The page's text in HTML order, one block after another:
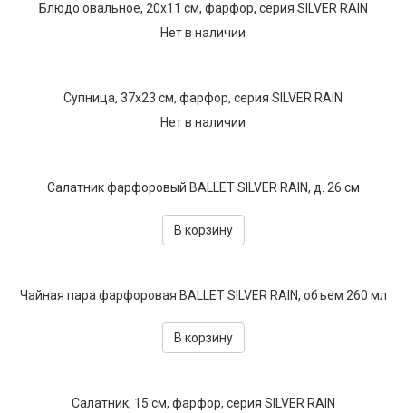
Блюдо овальное, 20х11 см, фарфор, серия SILVER RAIN
Нет в наличии
Супница, 37х23 см, фарфор, серия SILVER RAIN
Нет в наличии
Салатник фарфоровый BALLET SILVER RAIN, д. 26 см
В корзину
Чайная пара фарфоровая BALLET SILVER RAIN, объем 260 мл
В корзину
Салатник, 15 см, фарфор, серия SILVER RAIN